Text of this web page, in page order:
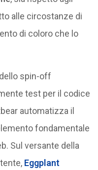
alle circostanze di
di coloro che lo
dello spin-off
test per il codice
automatizza il
fondamentale
Sul versante della
Eggplant